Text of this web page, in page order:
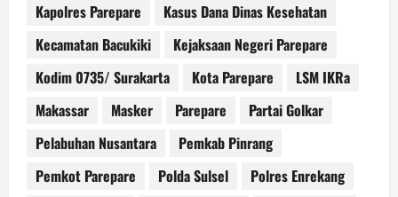
Kapolres Parepare
Kasus Dana Dinas Kesehatan
Kecamatan Bacukiki
Kejaksaan Negeri Parepare
Kodim 0735/ Surakarta
Kota Parepare
LSM IKRa
Makassar
Masker Parepare
Partai Golkar
Pelabuhan Nusantara
Pemkab Pinrang
Pemkot Parepare
Polda Sulsel
Polres Enrekang